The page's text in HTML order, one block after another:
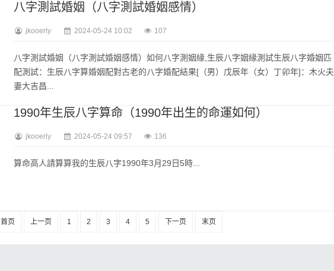
八字測試婚姻（八字測試婚姻感情）
jkooerly 2024-05-24 10:02 107
八字測試婚姻（八字測試婚姻感情）如何八字測姻緣,生辰八字姻緣測試生辰八字婚姻匹
配測試：生辰八字算婚姻配對古老的八字婚配結果[（男）戊辰年（女）丁卯年]：木火夫
妻大吉昌...
1990年生辰八字算命（1990年出生的命運如何）
jkooerly 2024-05-24 09:57 136
算命高人請算算我的生辰八字1990年3月29日5時...
首页 上一页 1 2 3 4 5 下一页 末页